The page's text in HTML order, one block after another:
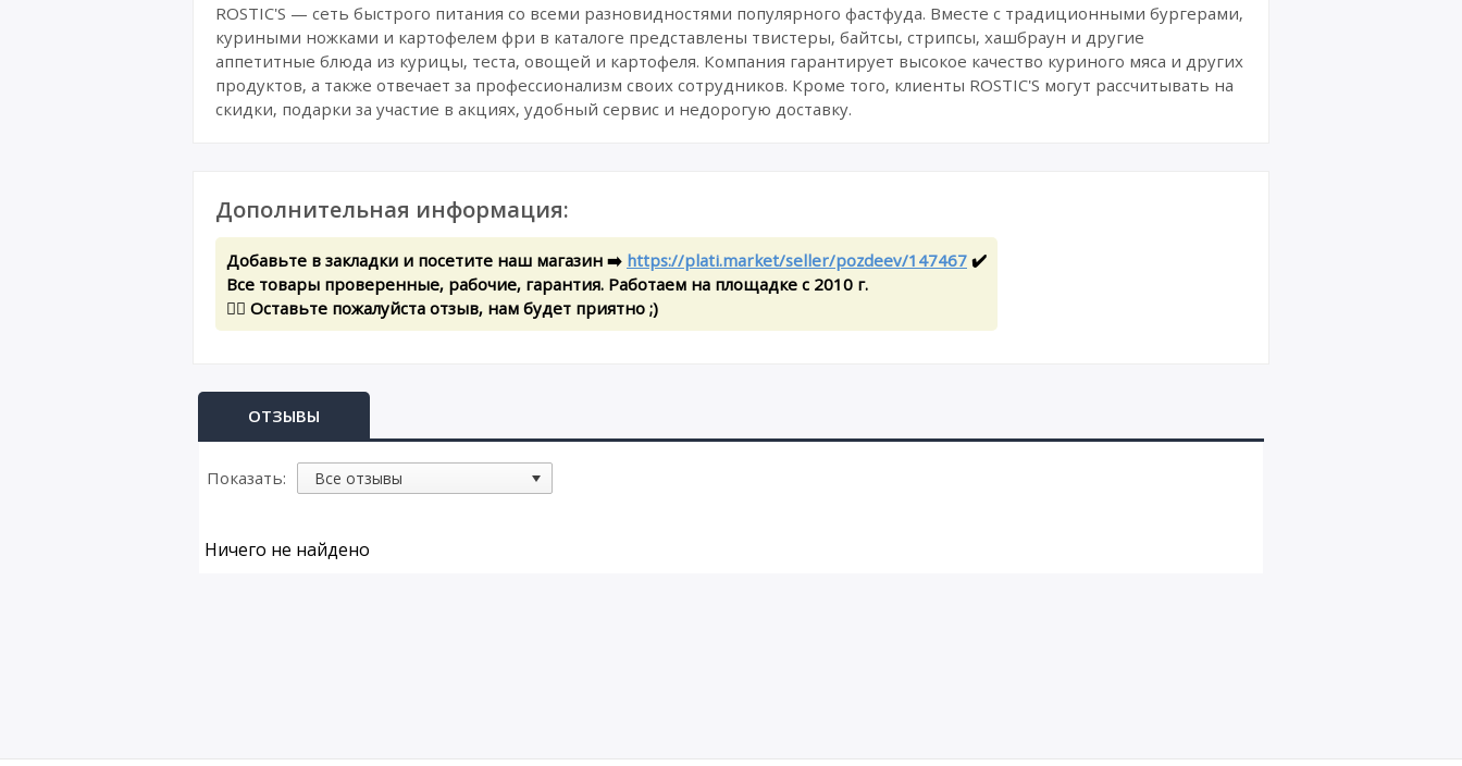
ROSTIC'S — сеть быстрого питания со всеми разновидностями популярного фастфуда. Вместе с традиционными бургерами,
куриными ножками и картофелем фри в каталоге представлены твистеры, байтсы, стрипсы, хашбраун и другие
аппетитные блюда из курицы, теста, овощей и картофеля. Компания гарантирует высокое качество куриного мяса и других
продуктов, а также отвечает за профессионализм своих сотрудников. Кроме того, клиенты ROSTIC'S могут рассчитывать на
скидки, подарки за участие в акциях, удобный сервис и недорогую доставку.
Дополнительная информация:
Добавьте в закладки и посетите наш магазин ➡️ https://plati.market/seller/pozdeev/147467 ✔️
Все товары проверенные, рабочие, гарантия. Работаем на площадке с 2010 г.
✍🏻 Оставьте пожалуйста отзыв, нам будет приятно ;)
ОТЗЫВЫ
Показать:
Ничего не найдено